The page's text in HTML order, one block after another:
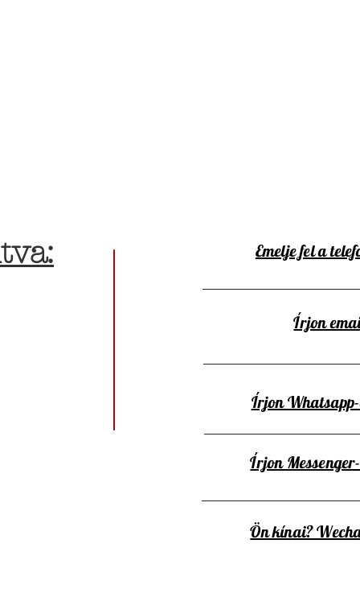
Emelje fel a
Írjon
Írjon
Írjon
Ön kínai?